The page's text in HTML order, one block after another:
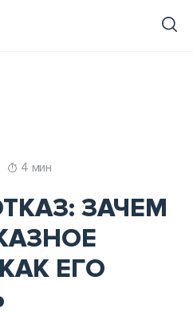
4 мин
ЗАЧЕМ
ЕГО